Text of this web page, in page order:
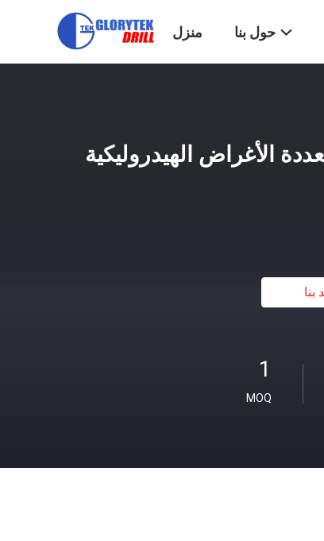
منزل حول بنا
الأغراض الهيدروليكية
بنا
1
MOQ